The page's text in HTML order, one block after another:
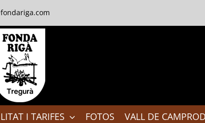
I TARIFES FOTOS VALL DE